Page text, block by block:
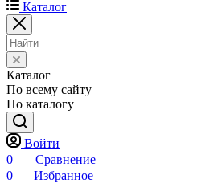
Каталог
Каталог
По всему сайту
По каталогу
Войти
0
Сравнение
0
Избранное